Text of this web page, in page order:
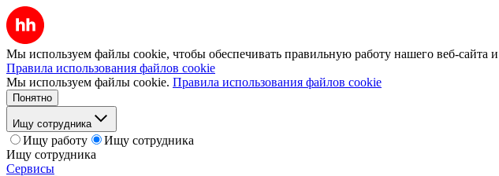
Мы используем файлы cookie, чтобы обеспечивать правильную работу нашего веб-сайта и
Правила использования файлов cookie
Мы используем файлы cookie. Правила использования файлов cookie
Понятно
Ищу сотрудника
Ищу работу
Ищу сотрудника
Ищу сотрудника
Сервисы